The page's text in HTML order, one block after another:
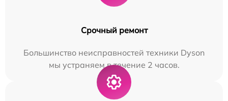
Срочный ремонт
Большинство неисправностей техники Dyson
мы устраняем в течение 2 часов.